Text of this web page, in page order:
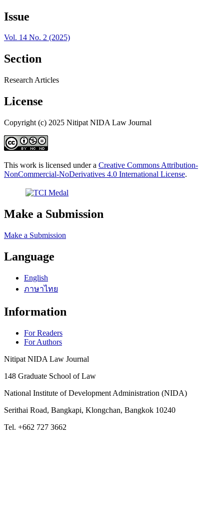
Issue
Vol. 14 No. 2 (2025)
Section
Research Articles
License
Copyright (c) 2025 Nitipat NIDA Law Journal
This work is licensed under a Creative Commons Attribution-
NonCommercial-NoDerivatives 4.0 International License.
Make a Submission
Make a Submission
Language
English
ภาษาไทย
Information
For Readers
For Authors
Nitipat NIDA Law Journal
148 Graduate School of Law
National Institute of Development Administration (NIDA)
Serithai Road, Bangkapi, Klongchan, Bangkok 10240
Tel. +662 727 3662